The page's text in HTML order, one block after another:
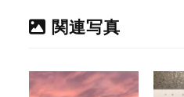
関連写真